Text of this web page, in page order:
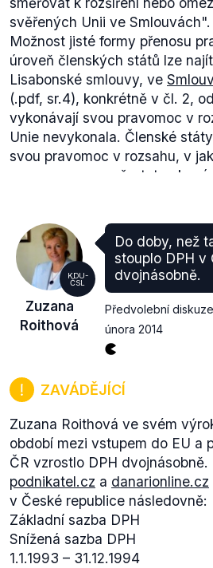
svěřených Unii ve Smlouvách".
Možnost jisté formy přenosu
úroveň členských států lze
Lisabonské smlouvy, ve
(.pdf, sr.4), konkrétně v čl. 2,
vykonávají svou pravomoc v
Unie nevykonala. Členské
svou pravomoc v rozsahu, v
svou pravomoc přestat
o něco méně aktivní, záleží na
KDU-
ČSL
Zuzana
Roithová
Do doby, než
stouplo DPH v
dvojnásobně.
Předvolební
února 2014
ZAVÁDĚJÍCÍ
Zuzana Roithová ve svém
období mezi vstupem do EU a
ČR vzrostlo DPH dvojnásobně.
podnikatel.cz a danarionline.cz
v České republice následovně:
Základní sazba DPH
Snížená sazba DPH
1.1.1993 – 31.12.1994